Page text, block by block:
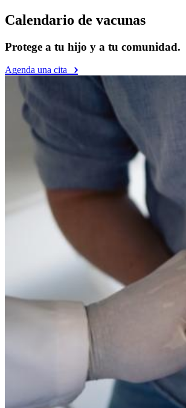
Calendario de vacunas
Protege a tu hijo y a tu comunidad.
Agenda una cita